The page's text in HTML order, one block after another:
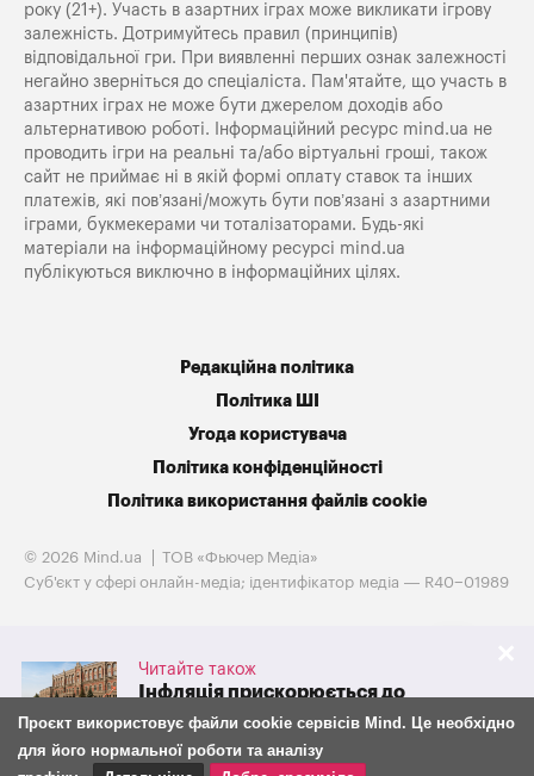
Читайте також
Інфляція прискорюється до
10%: чому НБУ знову підвищив
облікову ставку та як із 7
серпня зміниться її вплив на
року (21+). Участь в азартних іграх може викликати ігрову
залежність. Дотримуйтесь правил (принципів)
відповідальної гри. При виявленні перших ознак залежності
негайно зверніться до спеціаліста. Пам'ятайте, що участь в
азартних іграх не може бути джерелом доходів або
альтернативою роботі. Інформаційний ресурс mind.ua не
проводить ігри на реальні та/або віртуальні гроші, також
сайт не приймає ні в якій формі оплату ставок та інших
платежів, які пов’язані/можуть бути пов’язані з азартними
іграми, букмекерами чи тоталізаторами. Будь-які
матеріали на інформаційному ресурсі mind.ua
публікуються виключно в інформаційних цілях.
Редакційна політика
Політика ШІ
Угода користувача
Політика конфіденційності
Політика використання файлів cookie
© 2026 Mind.ua
ТОВ «Фьючер Медiа»
Cуб'єкт у сфері онлайн-медіа; ідентифікатор медіа — R40−01989
Проєкт використовує файли cookie сервісів Mind. Це необхідно
для його нормальної роботи та аналізу